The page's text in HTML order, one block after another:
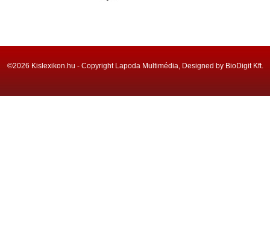
©2026 Kislexikon.hu - Copyright Lapoda Multimédia, Designed by BioDigit Kft.